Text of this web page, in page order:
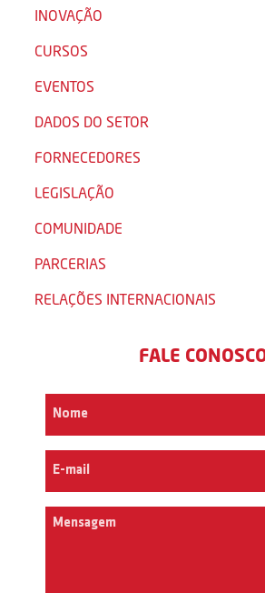
INOVAÇÃO
CURSOS
EVENTOS
DADOS DO SETOR
FORNECEDORES
LEGISLAÇÃO
COMUNIDADE
PARCERIAS
RELAÇÕES INTERNACIONAIS
FALE